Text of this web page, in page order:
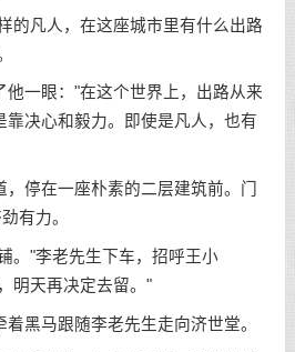
的凡人，在这座城市里有什么出路
他一眼："在这个世界上，出路从来
靠决心和毅力。即使是凡人，也有
停在一座朴素的二层建筑前。门
有力。
。"李老先生下车，招呼王小
明天再决定去留。"
黑马跟随李老先生走向济世堂。